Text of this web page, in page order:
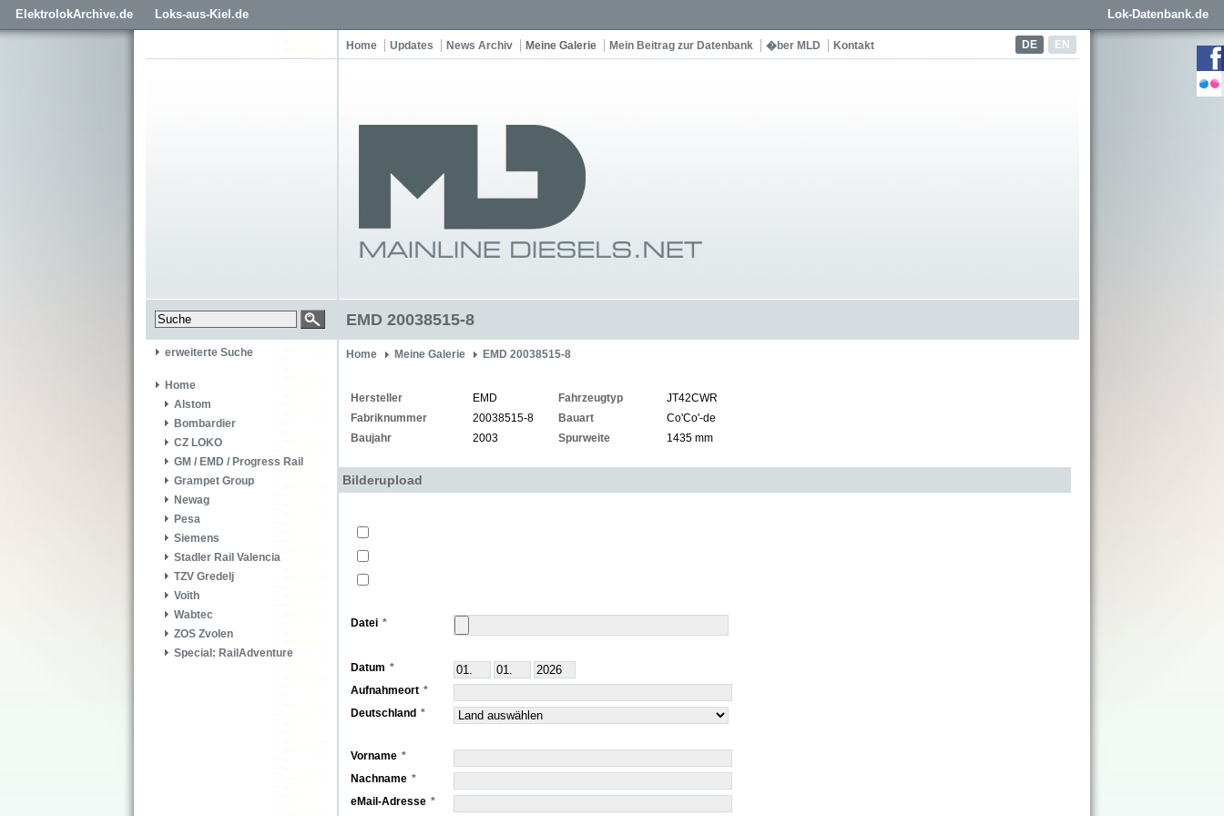
ElektrolokArchive.de Loks-aus-Kiel.de Lok-Datenbank.de
DE EN
Home Updates News Archiv Meine Galerie Mein Beitrag zur Datenbank �ber MLD Kontakt
EMD 20038515-8
erweiterte Suche
Home
Alstom
Bombardier
CZ LOKO
GM / EMD / Progress Rail
Grampet Group
Newag
Pesa
Siemens
Stadler Rail Valencia
TZV Gredelj
Voith
Wabtec
ZOS Zvolen
Special: RailAdventure
Home Meine Galerie EMD 20038515-8
Hersteller EMD Fahrzeugtyp
JT42CWR
Fabriknummer
20038515-8 Bauart
Co'Co'-de
Baujahr
2003 Spurweite 1435 mm
Bilderupload
Datei
Datum
Aufnahmeort
Deutschland
Vorname
Nachname
eMail-Adresse